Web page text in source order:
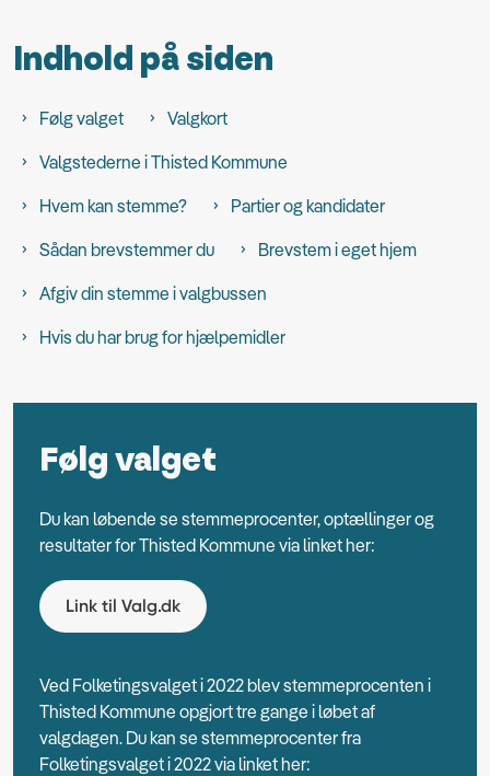
Indhold på siden
Følg valget
Valgkort
Valgstederne i Thisted Kommune
Hvem kan stemme?
Partier og kandidater
Sådan brevstemmer du
Brevstem i eget hjem
Afgiv din stemme i valgbussen
Hvis du har brug for hjælpemidler
Følg valget
Du kan løbende se stemmeprocenter, optællinger og
resultater for Thisted Kommune via linket her:
Link til Valg.dk
Ved Folketingsvalget i 2022 blev stemmeprocenten i
Thisted Kommune opgjort tre gange i løbet af
valgdagen. Du kan se stemmeprocenter fra
Folketingsvalget i 2022 via linket her: